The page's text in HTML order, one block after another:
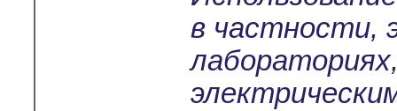
в частности,